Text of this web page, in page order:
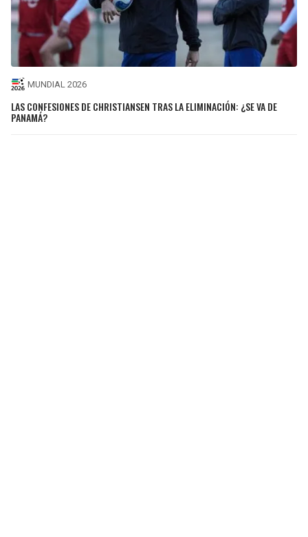
MUNDIAL 2026
LAS CONFESIONES DE CHRISTIANSEN TRAS LA ELIMINACIÓN: ¿SE VA DE
PANAMÁ?